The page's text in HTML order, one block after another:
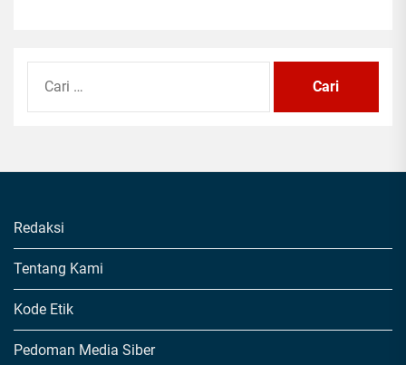
untuk:
Redaksi
Tentang Kami
Kode Etik
Pedoman Media Siber